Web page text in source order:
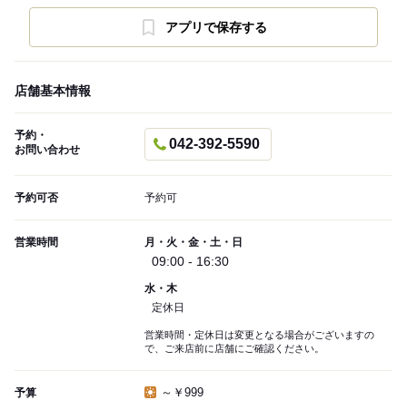
アプリで保存する
店舗基本情報
予約・
お問い合わせ
042-392-5590
予約可否 予約可
営業時間 月・火・金・土・日
09:00 - 16:30
水・木
定休日
営業時間・定休日は変更となる場合がございますの
で、ご来店前に店舗にご確認ください。
予算 ～￥999